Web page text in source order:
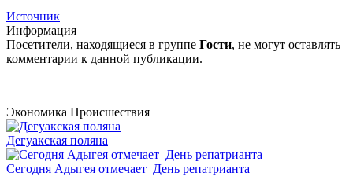
Источник
Информация
Посетители, находящиеся в группе Гости, не могут оставлять
комментарии к данной публикации.
Экономика Происшествия
Дегуакская поляна
Сегодня Адыгея отмечает День репатрианта